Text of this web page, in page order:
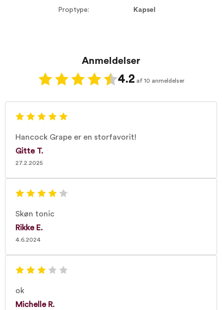
Proptype: Kapsel
Anmeldelser
4.2 af 10 anmeldelser
Hancock Grape er en storfavorit!
Gitte T.
27.2.2025
Skøn tonic
Rikke E.
4.6.2024
ok
Michelle R.